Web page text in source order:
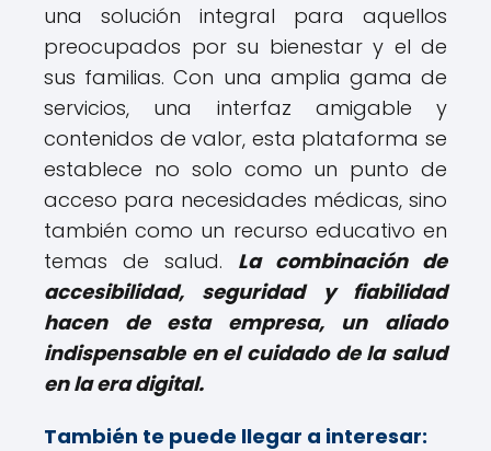
una solución integral para aquellos
preocupados por su bienestar y el de
sus familias. Con una amplia gama de
servicios, una interfaz amigable y
contenidos de valor, esta plataforma se
establece no solo como un punto de
acceso para necesidades médicas, sino
también como un recurso educativo en
temas de salud. La combinación de
accesibilidad, seguridad y fiabilidad
hacen de esta empresa, un aliado
indispensable en el cuidado de la salud
en la era digital.
También te puede llegar a interesar: